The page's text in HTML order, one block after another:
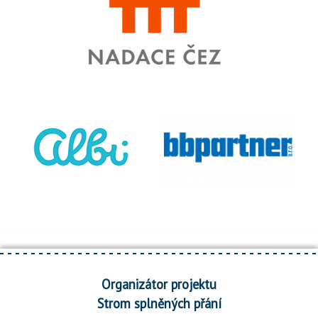
Organizátor projektu
Strom splněných přání